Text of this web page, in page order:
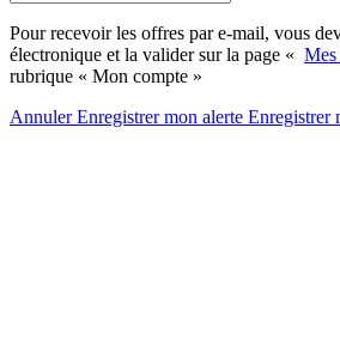
Pour recevoir les offres par e-mail, vous
électronique et la valider sur la page « Mes
rubrique « Mon compte »
AnnulerEnregistrer mon alerte Enregistrer